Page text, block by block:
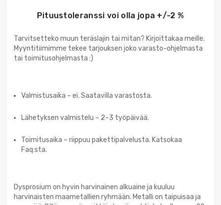
Pituustoleranssi voi olla jopa +/-2 %
Tarvitsetteko muun teräslajin tai mitan? Kirjoittakaa meille.
Myyntitiimimme tekee tarjouksen joko varasto-ohjelmasta
tai toimitusohjelmasta :)
Valmistusaika – ei. Saatavilla varastosta.
Lähetyksen valmistelu – 2–3 työpäivää.
Toimitusaika – riippuu pakettipalvelusta. Katsokaa
Faq:sta.
Dysprosium on hyvin harvinainen alkuaine ja kuuluu
harvinaisten maametallien ryhmään. Metalli on taipuisaa ja